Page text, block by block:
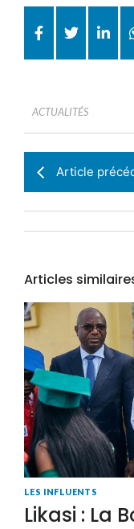
ACTUALITÉS
Article
Articles
LES INFLUENTS
Likasi : La